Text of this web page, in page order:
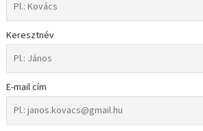
Keresztnév
E-mail cím